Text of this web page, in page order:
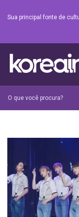
Sua principal fonte de